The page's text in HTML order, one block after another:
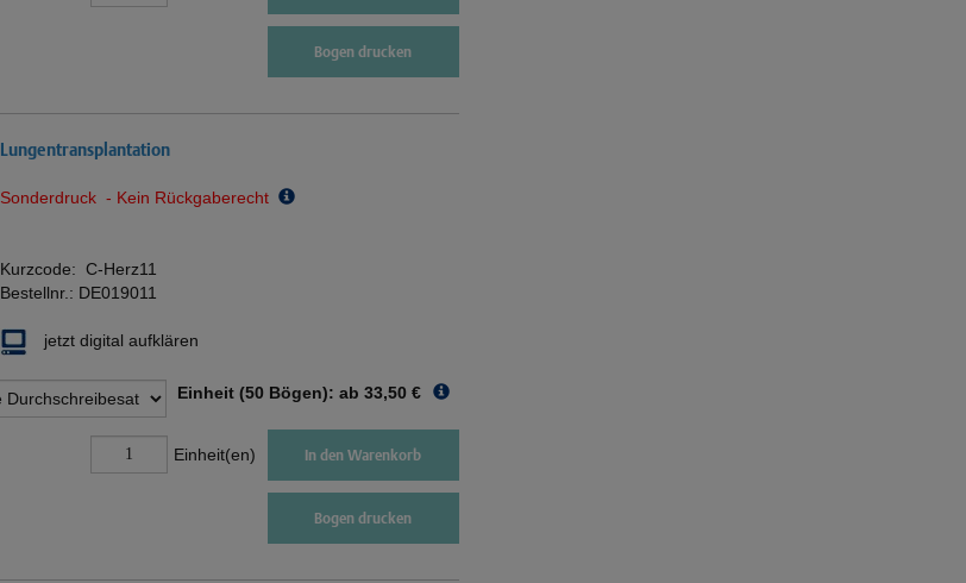
Bogen drucken
Lungentransplantation
Sonderdruck - Kein Rückgaberecht
Kurzcode: C-Herz11
Bestellnr.: DE019011
jetzt digital aufklären
Einheit (50 Bögen): ab 33,50 €
Einheit(en) In den Warenkorb
Bogen drucken